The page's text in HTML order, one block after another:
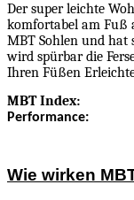
Der super leichte
komfortabel am Fuß
MBT Sohlen und hat
wird spürbar die
Ihren Füßen
MBT Index:
Performance:
Wie wirken